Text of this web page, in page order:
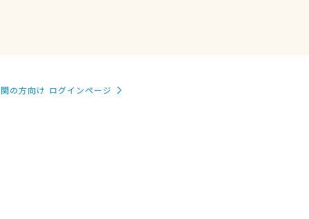
の方向け ログインページ